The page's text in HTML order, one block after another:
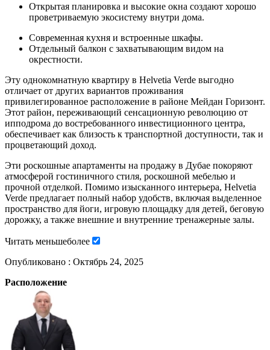
Открытая планировка и высокие окна создают хорошо
проветриваемую экосистему внутри дома.
Современная кухня и встроенные шкафы.
Отдельный балкон с захватывающим видом на
окрестности.
Эту однокомнатную квартиру в Helvetia Verde выгодно
отличает от других вариантов проживания
привилегированное расположение в районе Мейдан Горизонт.
Этот район, переживающий сенсационную революцию от
ипподрома до востребованного инвестиционного центра,
обеспечивает как близость к транспортной доступности, так и
процветающий доход.
Эти роскошные апартаменты на продажу в Дубае покоряют
атмосферой гостиничного стиля, роскошной мебелью и
прочной отделкой. Помимо изысканного интерьера, Helvetia
Verde предлагает полный набор удобств, включая выделенное
пространство для йоги, игровую площадку для детей, беговую
дорожку, а также внешние и внутренние тренажерные залы.
Читать меньшеболее
Опубликовано : Октябрь 24, 2025
Расположение